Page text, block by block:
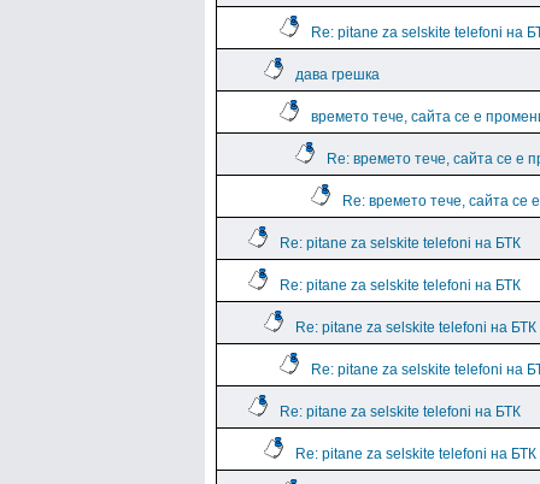
Re: pitane za selskite telefoni на
дава грешка
времето тече, сайта се е
Re: времето тече, сайта се е
Re: времето тече, сайта се
Re: pitane za selskite telefoni на БТК
Re: pitane za selskite telefoni на БТК
Re: pitane za selskite telefoni на БТК
Re: pitane za selskite telefoni на
Re: pitane za selskite telefoni на БТК
Re: pitane za selskite telefoni на БТК